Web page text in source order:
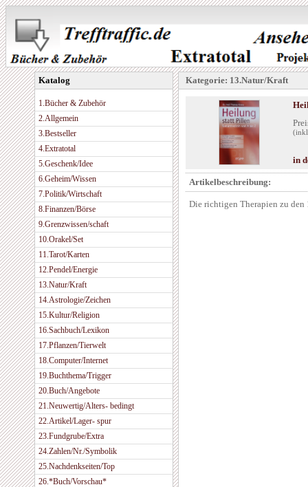
Katalog
1.Bücher & Zubehör
2.Allgemein
3.Bestseller
4.Extratotal
5.Geschenk/Idee
6.Geheim/Wissen
7.Politik/Wirtschaft
8.Finanzen/Börse
9.Grenzwissen/schaft
10.Orakel/Set
11.Tarot/Karten
12.Pendel/Energie
13.Natur/Kraft
14.Astrologie/Zeichen
15.Kultur/Religion
16.Sachbuch/Lexikon
17.Pflanzen/Tierwelt
18.Computer/Internet
19.Buchthema/Trigger
20.Buch/Angebote
21.Neuwertig/Alters- bedingt
22.Artikel/Lager- spur
23.Fundgrube/Extra
24.Zahlen/Nr./Symbolik
25.Nachdenkseiten/Top
26.*Buch/Vorschau*
Kategorie: 13.Natur/Kraft
in
Artikelbeschreibung:
Die richtigen Therapien zu